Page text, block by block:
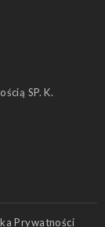
SP. K.
Prywatności